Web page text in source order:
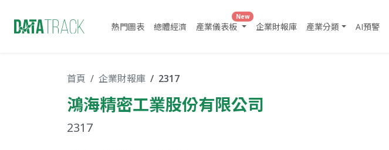
熱門圖表 總體經濟 產業儀表板
New
企業財報庫 產業分類 AI預警
首頁 企業財報庫 2317
鴻海精密工業股份有限公司
2317